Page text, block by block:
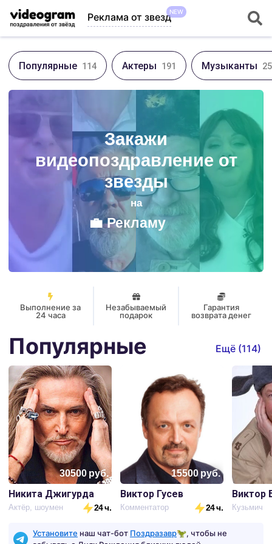
Реклама от звездNEW
Популярные 114 Актеры 191 Музыканты
Закажи
видеопоздравление от
звезды
на
День Рождения
💍 Свадьбу
🌷 Годовщину
🥳 Корпоратив
💼 Рекламу
🎉 Юбилей
💐 8 Марта
🎄 Новый Год
💘 День Св. Валентина
Выполнение за
24 часа
Незабываемый
подарок
Гарантия
возврата денег
Популярные Ещё (114)
30500руб.
Никита Джигурда
Актёр, шоумен 24 ч.
15500руб.
Виктор Гусев
Комментатор 24 ч.
Виктор
Кузьмич
Установите наш чат-бот Поздразавр🦖, чтобы не